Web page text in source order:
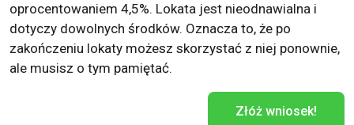
oprocentowaniem 4,5%. Lokata jest nieodnawialna i
dotyczy dowolnych środków. Oznacza to, że po
zakończeniu lokaty możesz skorzystać z niej ponownie,
ale musisz o tym pamiętać.
Złóż wniosek!